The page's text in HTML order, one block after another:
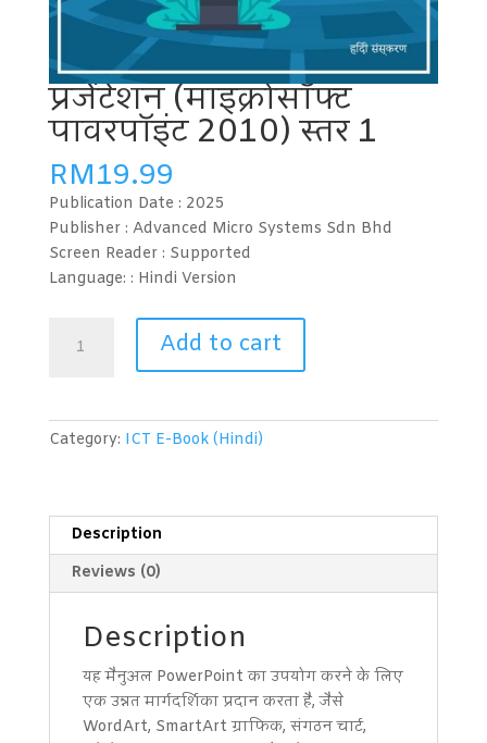
प्रजेंटेशन (माइक्रोसॉफ्ट
पावरपॉइंट 2010) स्तर 1
RM19.99
Publication Date : 2025
Publisher : Advanced Micro Systems Sdn Bhd
Screen Reader : Supported
Language: : Hindi Version
(माइक्रोसॉफ्ट
स्तर
Add to cart
Category: ICT E-Book (Hindi)
Description
Reviews (0)
Description
यह मैनुअल PowerPoint का उपयोग करने के लिए
एक उन्नत मार्गदर्शिका प्रदान करता है, जैसे
WordArt, SmartArt ग्राफिक, संगठन चार्ट,